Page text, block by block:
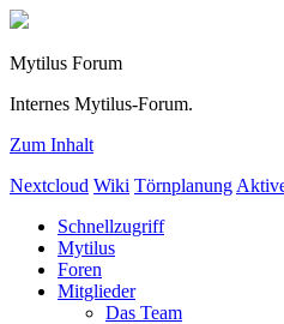
Mytilus Forum
Internes Mytilus-Forum.
Zum Inhalt
Nextcloud Wiki Törnplanung
Schnellzugriff
Mytilus
Foren
Mitglieder
Das Team